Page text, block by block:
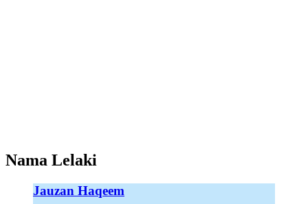
Nama Lelaki
Jauzan Haqeem